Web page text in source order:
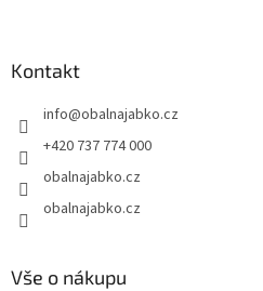
Kontakt
info@obalnajabko.cz
+420 737 774 000
obalnajabko.cz
obalnajabko.cz
Vše o nákupu